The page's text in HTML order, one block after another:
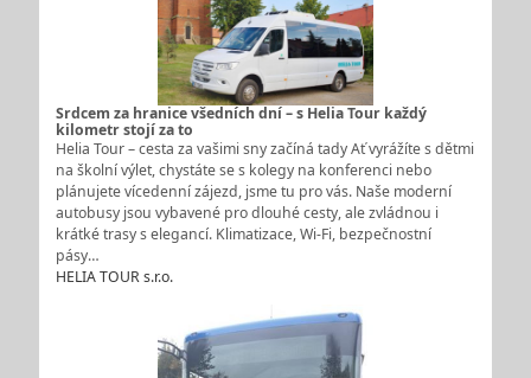
Srdcem za hranice všedních dní – s Helia Tour každý
kilometr stojí za to
Helia Tour – cesta za vašimi sny začíná tady Ať vyrážíte s dětmi
na školní výlet, chystáte se s kolegy na konferenci nebo
plánujete vícedenní zájezd, jsme tu pro vás. Naše moderní
autobusy jsou vybavené pro dlouhé cesty, ale zvládnou i
krátké trasy s elegancí. Klimatizace, Wi-Fi, bezpečnostní
pásy…
HELIA TOUR s.r.o.